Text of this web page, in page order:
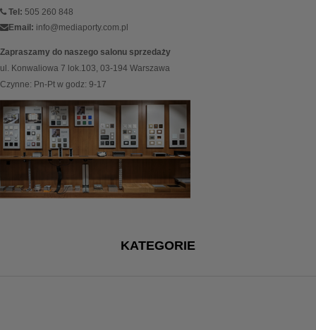
Tel: 505 260 848
Email: info@mediaporty.com.pl
Zapraszamy do naszego salonu sprzedaży
ul. Konwaliowa 7 lok.103, 03-194 Warszawa
Czynne: Pn-Pt w godz: 9-17
KATEGORIE